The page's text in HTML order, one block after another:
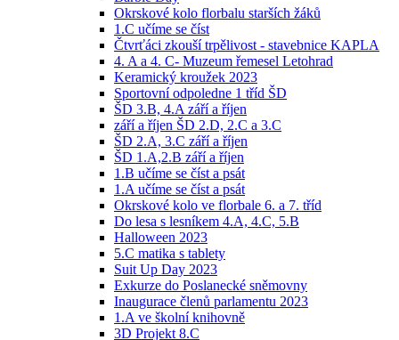
Okrskové kolo florbalu starších žáků
1.C učíme se číst
Čtvrťáci zkouší trpělivost - stavebnice KAPLA
4. A a 4. C- Muzeum řemesel Letohrad
Keramický kroužek 2023
Sportovní odpoledne 1 tříd ŠD
ŠD 3.B, 4.A září a říjen
září a říjen ŠD 2.D, 2.C a 3.C
ŠD 2.A, 3.C září a říjen
ŠD 1.A,2.B září a říjen
1.B učíme se číst a psát
1.A učíme se číst a psát
Okrskové kolo ve florbale 6. a 7. tříd
Do lesa s lesníkem 4.A, 4.C, 5.B
Halloween 2023
5.C matika s tablety
Suit Up Day 2023
Exkurze do Poslanecké sněmovny
Inaugurace členů parlamentu 2023
1.A ve školní knihovně
3D Projekt 8.C